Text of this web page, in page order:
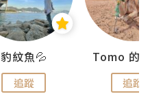
豹紋魚💦
追蹤 追蹤